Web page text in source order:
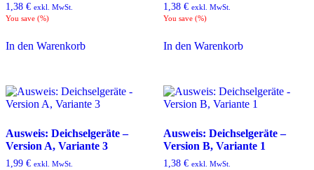
1,38 € exkl. MwSt.
You save (%)
In den Warenkorb
1,38 € exkl. MwSt.
You save (%)
In den Warenkorb
Ausweis: Deichselgeräte –
Version A, Variante 3
1,99 € exkl. MwSt.
Ausweis: Deichselgeräte –
Version B, Variante 1
1,38 € exkl. MwSt.